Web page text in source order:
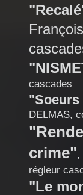
cascades
"Soeurs
DELMAS,
crime",
régleur
"Le